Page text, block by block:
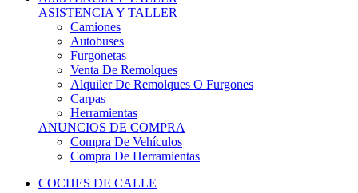
Camiones
Autobuses
Furgonetas
Venta De Remolques
Alquiler De Remolques O Furgones
Carpas
Herramientas
ANUNCIOS DE COMPRA
Compra De Vehículos
Compra De Herramientas
COCHES DE CALLE
VENTA COCHES DE CALLE.